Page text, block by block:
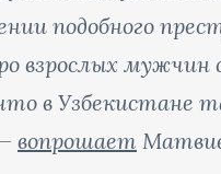
подобного
взрослых
в Узбекистане
вопрошает